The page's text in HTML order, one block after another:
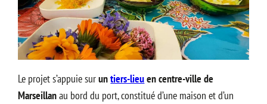
Le projet s’appuie suruntiers-lieuen centre-ville de
Marseillanau bord du port, constitué d’une maison et d’un